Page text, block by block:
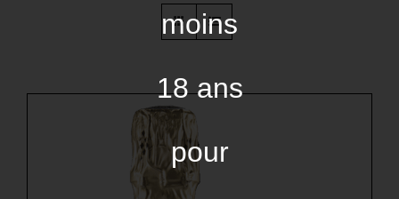
moins
18 ans
pour